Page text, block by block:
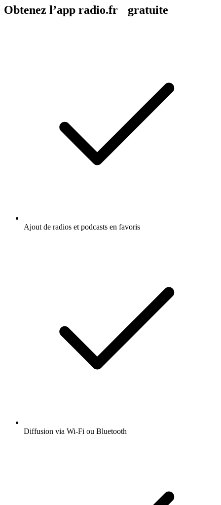
Obtenez l’app radio.fr gratuite
Ajout de radios et podcasts en favoris
Diffusion via Wi-Fi ou Bluetooth